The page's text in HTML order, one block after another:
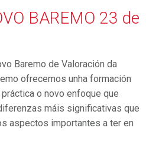
BAREMO 23 de
Baremo de Valoración da
ofrecemos unha formación
o novo enfoque que
máis significativas que
aspectos importantes a ter en